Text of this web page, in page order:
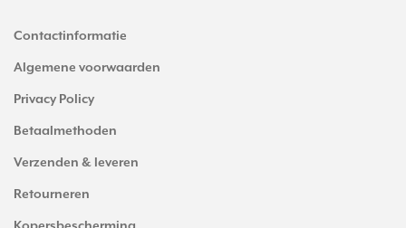
Contactinformatie
Algemene voorwaarden
Privacy Policy
Betaalmethoden
Verzenden & leveren
Retourneren